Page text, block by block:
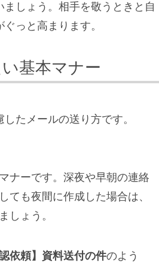
ましょう。相手を敬うときと自
っと高まります。
基本マナー
たメールの送り方です。
ナーです。深夜や早朝の連絡
ても夜間に作成した場合は、
しょう。
認依頼】資料送付の件のよう